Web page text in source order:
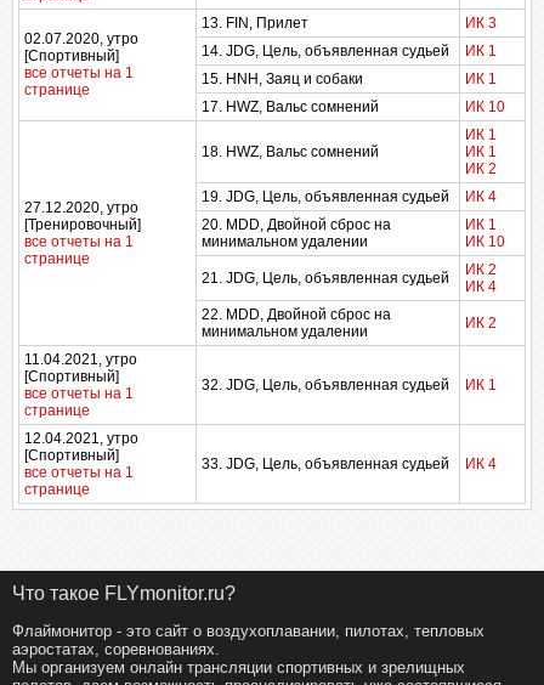
02.07.2020, утро
[Спортивный]
все отчеты на 1
странице
13. FIN, Прилет
ИК 3
14. JDG, Цель, объявленная судьей
ИК 1
15. HNH, Заяц и собаки
ИК 1
17. HWZ, Вальс сомнений
ИК 10
27.12.2020, утро
[Тренировочный]
все отчеты на 1
странице
18. HWZ, Вальс сомнений
ИК 1
ИК 1
ИК 2
19. JDG, Цель, объявленная судьей
ИК 4
20. MDD, Двойной сброс на
минимальном удалении
ИК 1
ИК 10
21. JDG, Цель, объявленная судьей
ИК 2
ИК 4
22. MDD, Двойной сброс на
минимальном удалении
ИК 2
11.04.2021, утро
[Спортивный]
все отчеты на 1
странице
32. JDG, Цель, объявленная судьей ИК 1
12.04.2021, утро
[Спортивный]
все отчеты на 1
странице
33. JDG, Цель, объявленная судьей ИК 4
Что такое FLYmonitor.ru?
Флаймонитор - это сайт о воздухоплавании, пилотах, тепловых
аэростатах, соревнованиях.
Мы организуем онлайн трансляции спортивных и зрелищных